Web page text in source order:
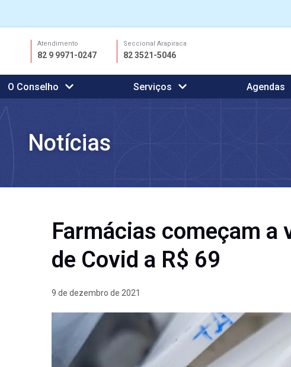
conteúdo
Atendimento
82 9 9971-0247
Seccional Arapiraca
82 3521-5046
O Conselho Serviços Agendas
Notícias
Farmácias começam a
de Covid a R$ 69
9 de dezembro de 2021